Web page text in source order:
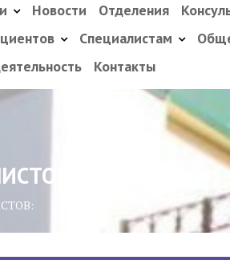
Новости Отделения
Специалистам
Контакты